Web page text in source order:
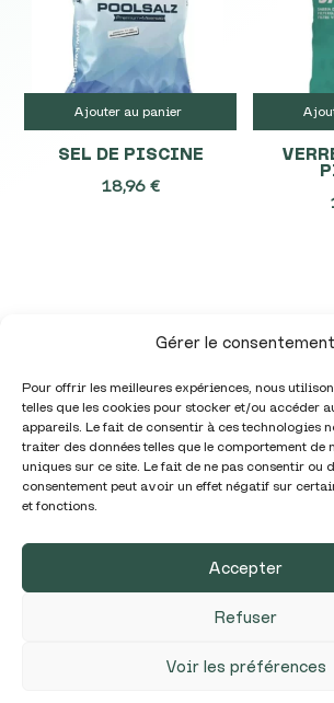
Gérer le consentement
Pour offrir les meilleures expériences, nous
telles que les cookies pour stocker et/ou accéder
appareils. Le fait de consentir à ces technologies
traiter des données telles que le comportement
uniques sur ce site. Le fait de ne pas consentir ou
consentement peut avoir un effet négatif sur
et fonctions.
Accepter
Refuser
Voir les préférences
Ajouter au panier
SEL DE PISCINE
18,96 €
Téléphone : 05 86 98
Politique de confidentialité /
/ CGV– © Garadise.fr